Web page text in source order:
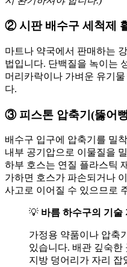
② 시판 배수구 세척제
마트나 약국에서 판매하는
법입니다. 단백질을 녹이는
머리카락이나 가벼운 유기
다.
③ 피스톤 압축기(뚫어
배수구 입구에 압축기를 밀
내부 공기압으로 이물질을
하부 호스는 연질 플라스틱
가하면 호스가 파손되거나
사고로 이어질 수 있으므로
💡 바름 하수구의 기술
가정용 약품이나 압축
있습니다. 배관 깊숙한
지방 덩어리가 자리 잡